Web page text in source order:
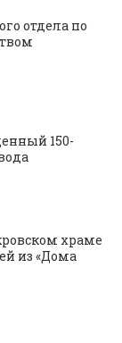
отдела по
150-
храме
из «Дома